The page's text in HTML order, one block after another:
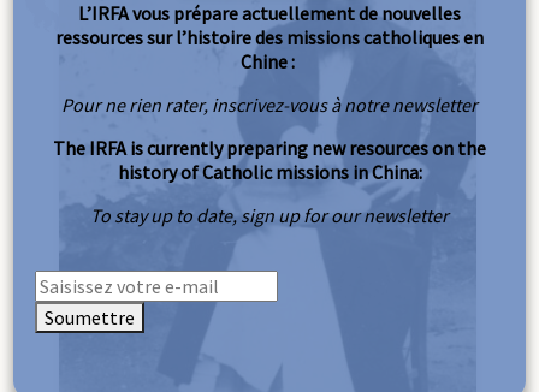
L’IRFA vous prépare actuellement de nouvelles
ressources sur l’histoire des missions catholiques en
Chine :
Pour ne rien rater, inscrivez-vous à notre newsletter
The IRFA is currently preparing new resources on the
history of Catholic missions in China:
To stay up to date, sign up for our newsletter
Soumettre